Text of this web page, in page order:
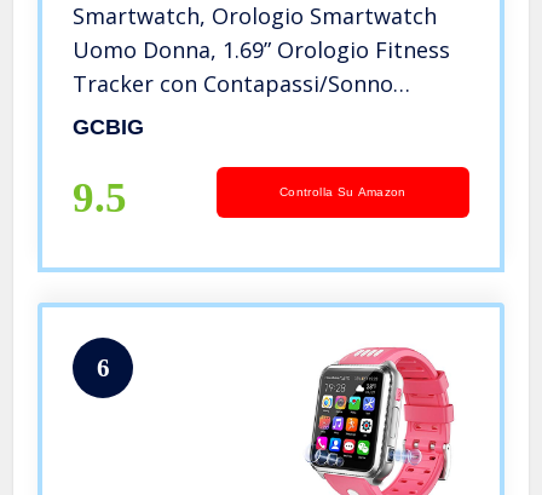
Smartwatch, Orologio Smartwatch
Uomo Donna, 1.69” Orologio Fitness
Tracker con Contapassi/Sonno
Cardiofrequenzimetro/Cronometro,
Messaggi, Smart Watch per Android
iOS
GCBIG
9.5 Controlla Su Amazon
6